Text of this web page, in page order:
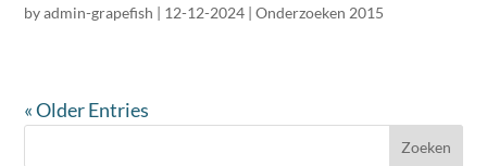
byadmin-grapefish | 12-12-2024 |Onderzoeken 2015
« Older Entries
Zoeken